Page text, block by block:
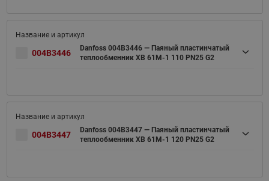
004B3446
Danfoss 004B3446 — Паяный пластинчатый
теплообменник XB 61M-1 110 PN25 G2
004B3447
Danfoss 004B3447 — Паяный пластинчатый
теплообменник XB 61M-1 120 PN25 G2